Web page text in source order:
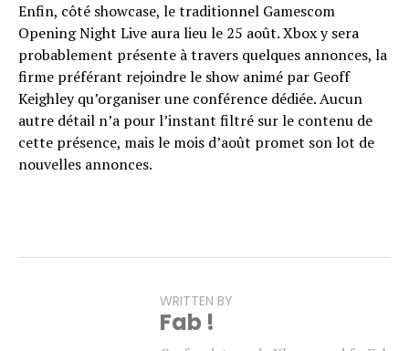
Enfin, côté showcase, le traditionnel Gamescom
Opening Night Live aura lieu le 25 août. Xbox y sera
probablement présente à travers quelques annonces, la
firme préférant rejoindre le show animé par Geoff
Keighley qu’organiser une conférence dédiée. Aucun
autre détail n’a pour l’instant filtré sur le contenu de
cette présence, mais le mois d’août promet son lot de
nouvelles annonces.
WRITTEN BY
Fab !